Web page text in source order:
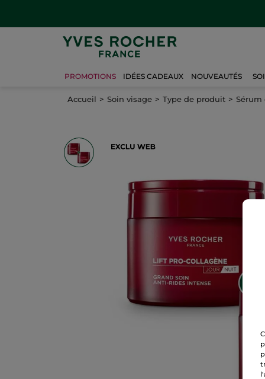
PROMOTIONS IDÉES CADEAUX NOUVEAUTÉS
Accueil Soin visage Type de produit Sérum